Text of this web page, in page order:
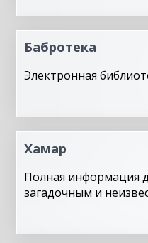
Бабротека
Электронная
Хамар
Полная информация
загадочным и